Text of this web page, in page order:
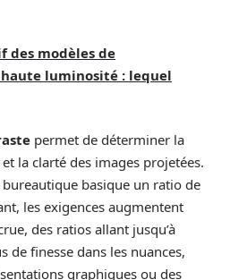
des modèles de
luminosité : lequel
permet de déterminer la
la clarté des images projetées.
basique un ratio de
les exigences augmentent
des ratios allant jusqu’à
de finesse dans les nuances,
graphiques ou des